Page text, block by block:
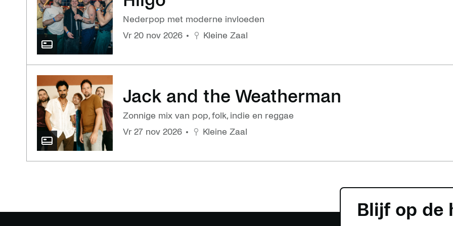
Nederpop met moderne invloeden
vr 20 nov 2026
Kleine Zaal
Jack and the Weatherman
Zonnige mix van pop, folk, indie en reggae
vr 27 nov 2026
Kleine Zaal
Blijf op de